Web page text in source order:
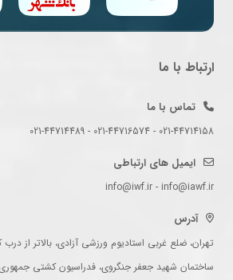
ارتباط با ما
تماس با ما
021-44714158 - 021-44716574 - 021-44714489
ایمیل های ارتباطی
info@iwf.ir - info@iawf.ir
آدرس
تهران، ضلع غربی استادیوم ورزشی آزادی، بالاتر از
ساختمان شهید جعفر جنگروی، فدراسیون کشتی